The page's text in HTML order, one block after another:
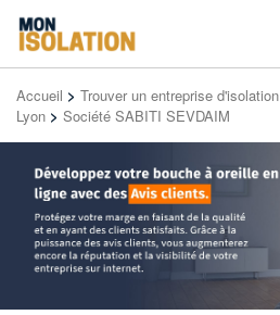
Accueil > Trouver un entreprise d'isolation
Lyon > Société SABITI SEVDAIM